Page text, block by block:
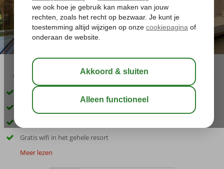
03:30
Op korte afstand van Parga-Stad
Zandstrand op slechts 400 m afstand
Gratis wifi in het gehele resort
Meer lezen